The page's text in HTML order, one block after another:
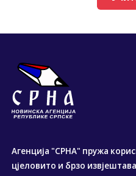
Агенција "СРНА" пружа
цјеловито и брзо